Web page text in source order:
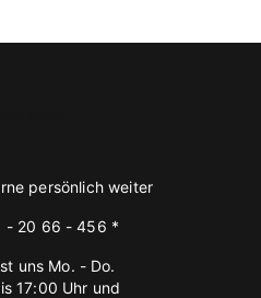
persönlich weiter
- 20 66 - 456 *
uns Mo. - Do.
17:00 Uhr und